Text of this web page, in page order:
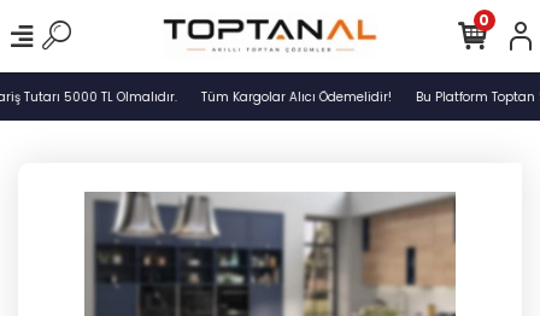
Tutarı 5000 TL Olmalıdır. Tüm Kargolar Alıcı Ödemelidir! Bu Platform Toptan
0